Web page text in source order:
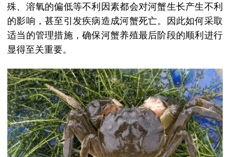
殊、溶氧的偏低等不利因素都会对河蟹生长产生不利
的影响，甚至引发疾病造成河蟹死亡。因此如何采取
适当的管理措施，确保河蟹养殖最后阶段的顺利进行
显得至关重要。